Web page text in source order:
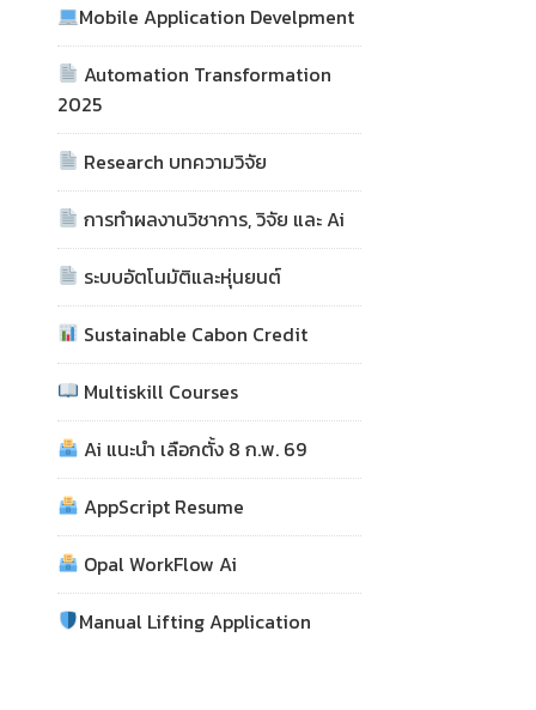
Mobile Application Develpment
Automation Transformation
2025
Research บทความวิจัย
การทำผลงานวิชาการ, วิจัย และ Ai
ระบบอัตโนมัติและหุ่นยนต์
Sustainable Cabon Credit
Multiskill Courses
Ai แนะนำ เลือกตั้ง 8 ก.พ. 69
AppScript Resume
Opal WorkFlow Ai
Manual Lifting Application